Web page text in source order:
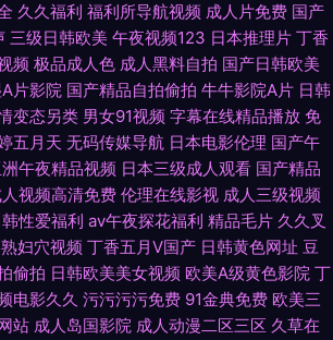
久久福利 福利所导航视频 成人片免费 国产
三级日韩欧美 午夜视频123 日本推理片 丁香
频 极品成人色 成人黑料自拍 国产日韩欧美
片影院 国产精品自拍偷拍 牛牛影院A片 日韩
变态另类 男女91视频 字幕在线精品播放 免
五月天 无码传媒导航 日本电影伦理 国产午
午夜精品视频 日本三级成人观看 国产精品
视频高清免费 伦理在线影视 成人三级视频
性爱福利 av午夜探花福利 精品毛片 久久叉
妇穴视频 丁香五月V国产 日韩黄色网址 豆
偷拍 日韩欧美美女视频 欧美A级黄色影院 丁
电影久久 污污污污免费 91金典免费 欧美三
站 成人岛国影院 成人动漫二区三区 久草在